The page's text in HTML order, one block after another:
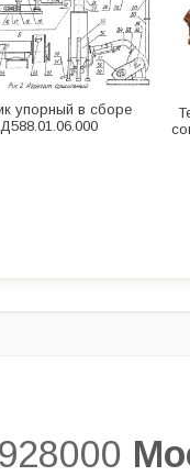
упорный в сборе
Д588.01.06.000